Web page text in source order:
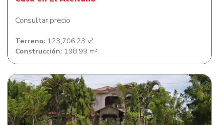
Consultar precio
Terreno: 123,706.23 v²
Construcción: 198.99 m²